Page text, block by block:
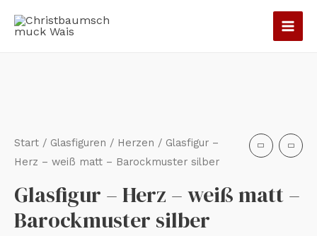
Inhalt
Start / Glasfiguren / Herzen / Glasfigur –
Herz – weiß matt – Barockmuster silber
Glasfigur – Herz – weiß matt –
Barockmuster silber